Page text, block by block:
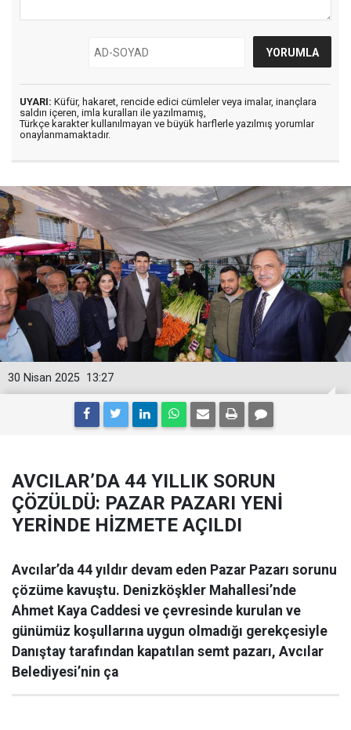
UYARI: Küfür, hakaret, rencide edici cümleler veya imalar, inançlara
saldırı içeren, imla kuralları ile yazılmamış,
Türkçe karakter kullanılmayan ve büyük harflerle yazılmış yorumlar
onaylanmamaktadır.
13:27
30 Nisan 2025
AVCILAR’DA 44 YILLIK SORUN
ÇÖZÜLDÜ: PAZAR PAZARI YENİ
YERİNDE HİZMETE AÇILDI
Avcılar’da 44 yıldır devam eden Pazar Pazarı sorunu
çözüme kavuştu. Denizköşkler Mahallesi’nde
Ahmet Kaya Caddesi ve çevresinde kurulan ve
günümüz koşullarına uygun olmadığı gerekçesiyle
Danıştay tarafından kapatılan semt pazarı, Avcılar
Belediyesi’nin ça